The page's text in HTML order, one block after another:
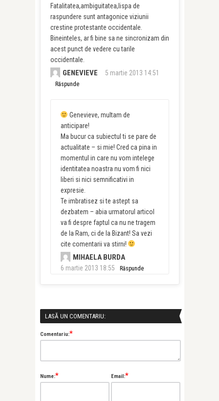
Fatalitatea,ambiguitatea,lispa de
raspundere sunt antagonice viziunii
crestine protestante occidentale.
Bineinteles, ar fi bine sa ne sincronizam din
acest punct de vedere cu tarile
occidentale.
GENEVIEVE 5 martie 2013 14:51
Răspunde
Genevieve, multam de
anticipare!
Ma bucur ca subiectul ti se pare de
actualitate – si mie! Cred ca pina in
momentul in care nu vom intelege
identitatea noastra nu vom fi nici
liberi si nici semnificativi in
expresie.
Te imbratisez si te astept sa
dezbatem – abia urmatorul articol
va fi despre faptul ca nu ne tragem
de la Ram, ci de la Bizant! Sa vezi
cite comentarii va stirni!
MIHAELA BURDA
6 martie 2013 18:55 Răspunde
LASĂ UN COMENTARIU:
Comentariu:*
Nume:* Email:*